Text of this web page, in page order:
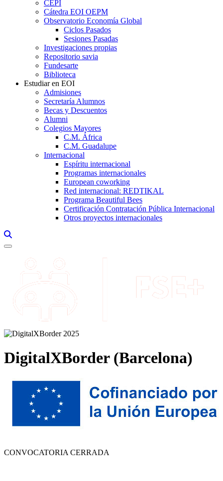
CEPI
Cátedra EOI OEPM
Observatorio Economía Global
Ciclos Pasados
Sesiones Pasadas
Investigaciones propias
Repositorio savia
Fundesarte
Biblioteca
Estudiar en EOI
Admisiones
Secretaría Alumnos
Becas y Descuentos
Alumni
Colegios Mayores
C.M. África
C.M. Guadalupe
Internacional
Espíritu internacional
Programas internacionales
European coworking
Red internacional: REDTIKAL
Programa Beautiful Bees
Certificación Contratación Pública Internacional
Otros proyectos internacionales
DigitalXBorder (Barcelona)
CONVOCATORIA CERRADA